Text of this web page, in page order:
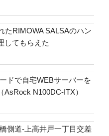
たRIMOWA SALSAのハン
してもらえた
ドで自宅WEBサーバーを
AsRock N100DC-ITX）
側道-上高井戸一丁目交差